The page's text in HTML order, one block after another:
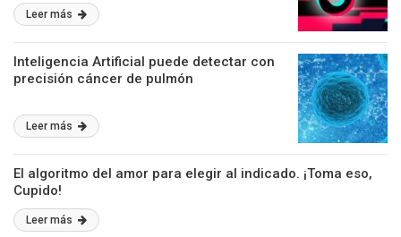
Leer más
Inteligencia Artificial puede detectar con
precisión cáncer de pulmón
Leer más
El algoritmo del amor para elegir al indicado. ¡Toma eso,
Cupido!
Leer más